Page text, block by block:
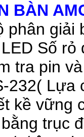
BÀN
phân giải
Số rỏ
tra pin
232( Lựa
kề vững
trục